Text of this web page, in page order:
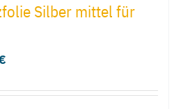
Silber mittel für